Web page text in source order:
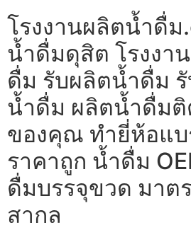
โรงงานผลิตน้ำดื่ม
น้ำดื่มดุสิต โรงงา
ดื่ม รับผลิตน้ำดื่ม
น้ำดื่ม ผลิตน้ำดื่ม
ของคุณ ทำยี่ห้อแบ
ราคาถูก น้ำดื่ม
ดื่มบรรจุขวด มาต
สากล